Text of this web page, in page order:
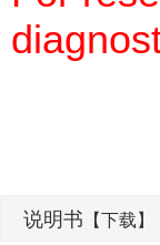
说明书 【下载】